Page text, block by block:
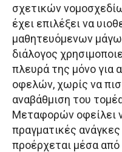
σχετικών
έχει επιλέξει να
μαθητευόμενων
διάλογος
πλευρά της μόνο για
οφελών, χωρίς να
αναβάθμιση του
Μεταφορών οφείλει
πραγματικές
προέρχεται μέσα από